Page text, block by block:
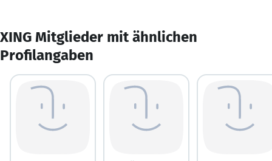
XING Mitglieder mit ähnlichen
Profilangaben